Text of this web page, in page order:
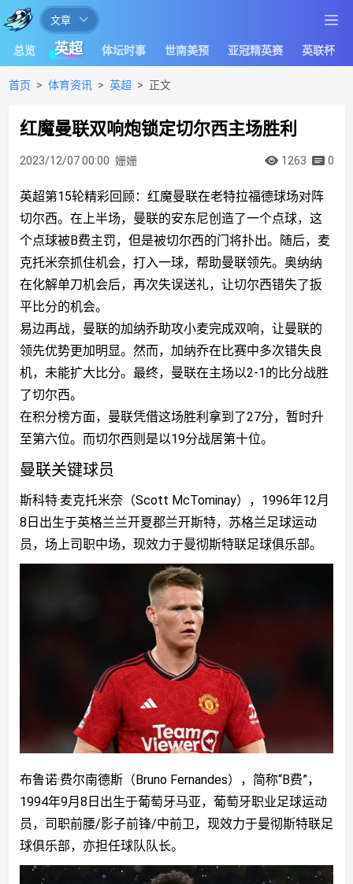
让
足
球
文章
总览 英超 体坛时事 世南美预 亚冠精英赛 英联杯
首页 体育资讯 英超 正文
红魔曼联双响炮锁定切尔西主场胜利
2023/12/07 00:00 姗姗 1263 0
英超第15轮精彩回顾：红魔曼联在老特拉福德球场对阵
切尔西。在上半场，曼联的安东尼创造了一个点球，这
个点球被B费主罚，但是被切尔西的门将扑出。随后，麦
克托米奈抓住机会，打入一球，帮助曼联领先。奥纳纳
在化解单刀机会后，再次失误送礼，让切尔西错失了扳
平比分的机会。
易边再战，曼联的加纳乔助攻小麦完成双响，让曼联的
领先优势更加明显。然而，加纳乔在比赛中多次错失良
机，未能扩大比分。最终，曼联在主场以2-1的比分战胜
了切尔西。
在积分榜方面，曼联凭借这场胜利拿到了27分，暂时升
至第六位。而切尔西则是以19分战居第十位。
曼联关键球员
斯科特·麦克托米奈（Scott McTominay），1996年12月
8日出生于英格兰兰开夏郡兰开斯特，苏格兰足球运动
员，场上司职中场，现效力于曼彻斯特联足球俱乐部。
布鲁诺·费尔南德斯（Bruno Fernandes），简称“B费”，
1994年9月8日出生于葡萄牙马亚，葡萄牙职业足球运动
员，司职前腰/影子前锋/中前卫，现效力于曼彻斯特联足
球俱乐部，亦担任球队队长。